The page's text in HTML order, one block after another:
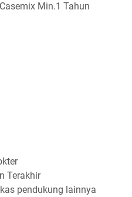
Min.1 Tahun
Terakhir
pendukung lainnya